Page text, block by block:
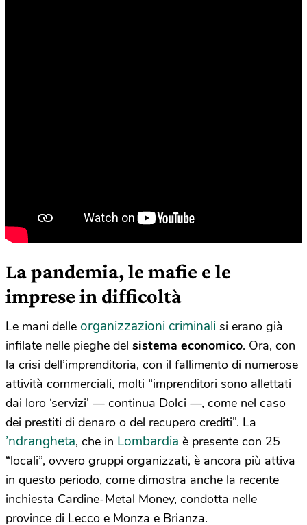
La pandemia, le mafie e le
imprese in difficoltà
Le mani delle organizzazioni criminali si erano già
infilate nelle pieghe del sistema economico. Ora, con
la crisi dell’imprenditoria, con il fallimento di numerose
attività commerciali, molti “imprenditori sono allettati
dai loro ‘servizi’ — continua Dolci —, come nel caso
dei prestiti di denaro o del recupero crediti”. La
’ndrangheta, che in Lombardia è presente con 25
“locali”, ovvero gruppi organizzati, è ancora più attiva
in questo periodo, come dimostra anche la recente
inchiesta Cardine-Metal Money, condotta nelle
province di Lecco e Monza e Brianza.